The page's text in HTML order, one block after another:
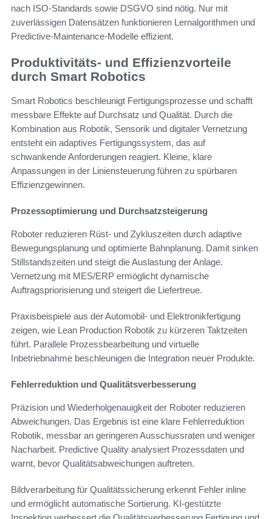
nach ISO-Standards sowie DSGVO sind nötig. Nur mit
zuverlässigen Datensätzen funktionieren Lernalgorithmen und
Predictive-Maintenance-Modelle effizient.
Produktivitäts- und Effizienzvorteile
durch Smart Robotics
Smart Robotics beschleunigt Fertigungsprozesse und schafft
messbare Effekte auf Durchsatz und Qualität. Durch die
Kombination aus Robotik, Sensorik und digitaler Vernetzung
entsteht ein adaptives Fertigungssystem, das auf
schwankende Anforderungen reagiert. Kleine, klare
Anpassungen in der Liniensteuerung führen zu spürbaren
Effizienzgewinnen.
Prozessoptimierung und Durchsatzsteigerung
Roboter reduzieren Rüst- und Zykluszeiten durch adaptive
Bewegungsplanung und optimierte Bahnplanung. Damit sinken
Stillstandszeiten und steigt die Auslastung der Anlage.
Vernetzung mit MES/ERP ermöglicht dynamische
Auftragspriorisierung und steigert die Liefertreue.
Praxisbeispiele aus der Automobil- und Elektronikfertigung
zeigen, wie Lean Production Robotik zu kürzeren Taktzeiten
führt. Parallele Prozessbearbeitung und virtuelle
Inbetriebnahme beschleunigen die Integration neuer Produkte.
Fehlerreduktion und Qualitätsverbesserung
Präzision und Wiederholgenauigkeit der Roboter reduzieren
Abweichungen. Das Ergebnis ist eine klare Fehlerreduktion
Robotik, messbar an geringeren Ausschussraten und weniger
Nacharbeit. Predictive Quality analysiert Prozessdaten und
warnt, bevor Qualitätsabweichungen auftreten.
Bildverarbeitung für Qualitätssicherung erkennt Fehler inline
und ermöglicht automatische Sortierung. KI-gestützte